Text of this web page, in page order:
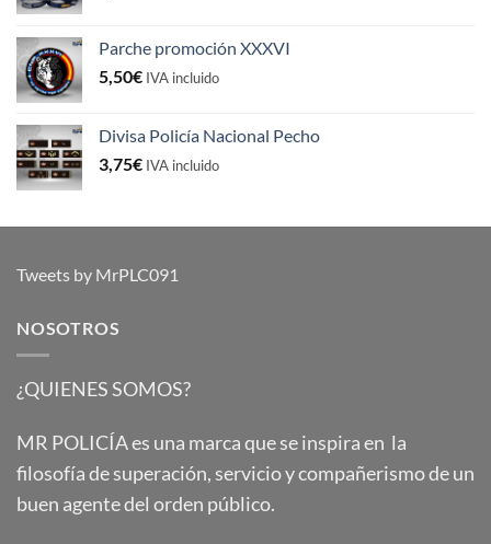
Parche promoción XXXVI
5,50€ IVA incluido
Divisa Policía Nacional Pecho
3,75€ IVA incluido
Tweets by MrPLC091
NOSOTROS
¿QUIENES SOMOS?
MR POLICÍA es una marca que se inspira en la
filosofía de superación, servicio y compañerismo de un
buen agente del orden público.